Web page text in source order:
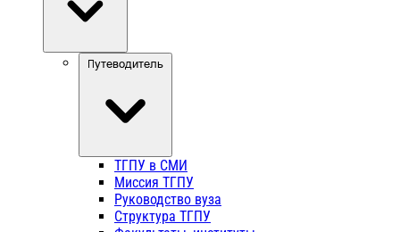
Путеводитель
ТГПУ в СМИ
Миссия ТГПУ
Руководство вуза
Структура ТГПУ